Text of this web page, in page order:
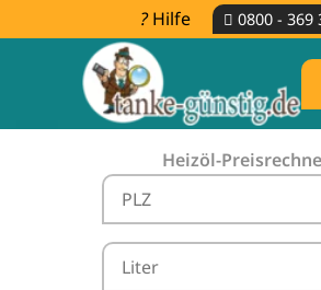
Hilfe 0800 - 369
Heizöl-
Heizölpreise Gorden -
vergleichen & günstig tanken